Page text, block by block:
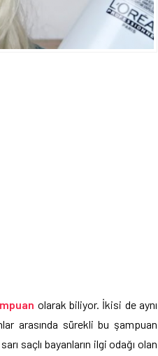
olarak biliyor. İkisi de aynı
arasında sürekli bu şampuan
saçlı bayanların ilgi odağı olan